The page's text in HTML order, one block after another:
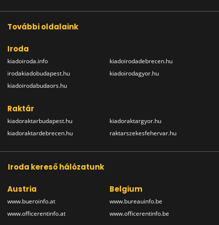
További oldalaink
Iroda
kiadoiroda.info
irodakiadobudapest.hu
kiadoirodabudaors.hu
kiadoirodadebrecen.hu
kiadoirodagyor.hu
Raktár
kiadoraktarbudapest.hu
kiadoraktardebrecen.hu
kiadoraktargyor.hu
raktarszekesfehervar.hu
Iroda kereső hálózatunk
Austria
www.bueroinfo.at
www.officerentinfo.at
Belgium
www.bureauinfo.be
www.officerentinfo.be